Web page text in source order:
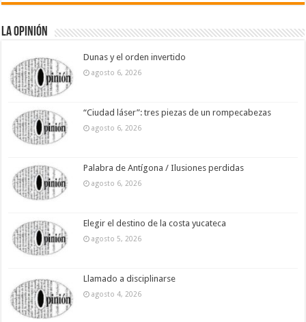
La Opinión
Dunas y el orden invertido
agosto 6, 2026
“Ciudad láser”: tres piezas de un rompecabezas
agosto 6, 2026
Palabra de Antígona / Ilusiones perdidas
agosto 6, 2026
Elegir el destino de la costa yucateca
agosto 5, 2026
Llamado a disciplinarse
agosto 4, 2026